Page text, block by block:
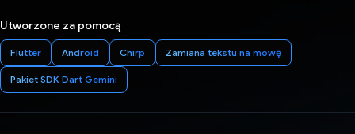
Utworzone za pomocą
Flutter Android Chirp Zamiana tekstu na mowę
Pakiet SDK Dart Gemini